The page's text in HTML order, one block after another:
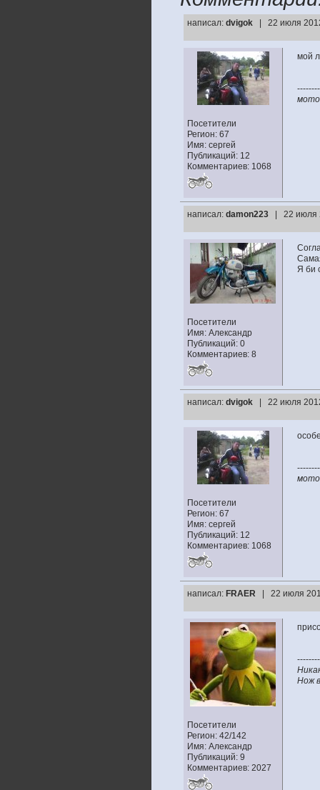
написал: dvigok | 22 июля
Посетители
Регион: 67
Имя: сергей
Публикаций: 12
Комментариев: 1068
мой
написал: damon223 | 22
Посетители
Имя: Александр
Публикаций: 0
Комментариев: 8
Я би
написал: dvigok | 22 июля
Посетители
Регион: 67
Имя: сергей
Публикаций: 12
Комментариев: 1068
написал: FRAER | 22 июля
Посетители
Регион: 42/142
Имя: Александр
Публикаций: 9
Комментариев: 2027
Нож